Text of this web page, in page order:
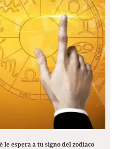
le espera a tu signo del zodiaco